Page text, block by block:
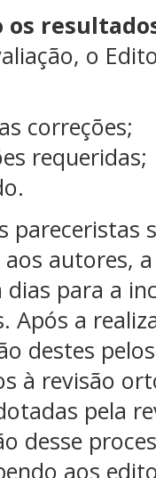
os
o
correções;
requeridas;
pareceristas
aos autores,
dias para a
Após a
destes
à revisão
pela
desse
aos